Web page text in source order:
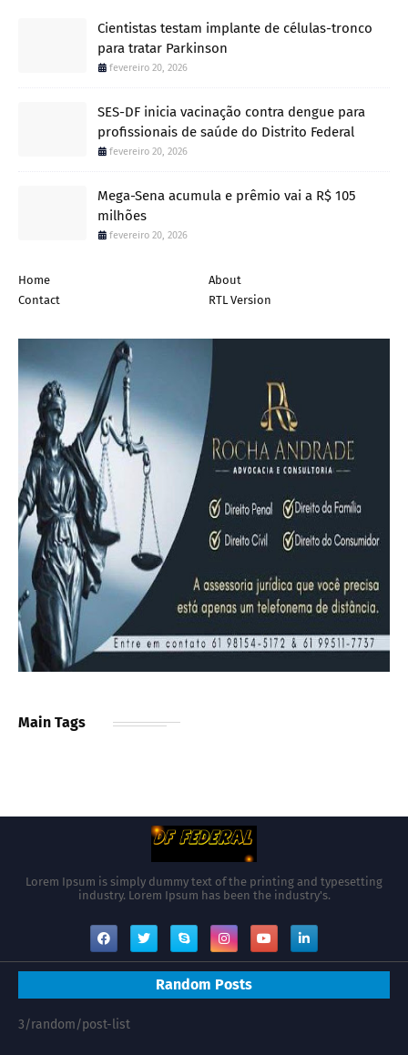
Cientistas testam implante de células-tronco
para tratar Parkinson
fevereiro 20, 2026
SES-DF inicia vacinação contra dengue para
profissionais de saúde do Distrito Federal
fevereiro 20, 2026
Mega-Sena acumula e prêmio vai a R$ 105
milhões
fevereiro 20, 2026
Home
About
Contact
RTL Version
Main Tags
Lorem Ipsum is simply dummy text of the printing and typesetting
industry. Lorem Ipsum has been the industry's.
Random Posts
3/random/post-list